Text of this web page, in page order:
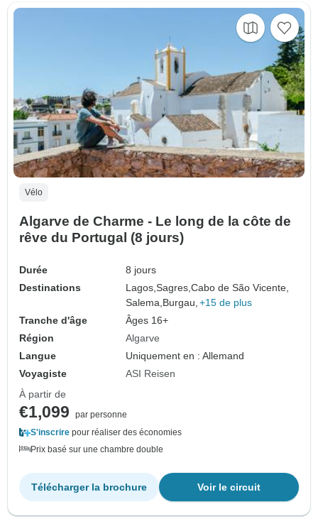
Vélo
Algarve de Charme - Le long de la côte de
rêve du Portugal (8 jours)
Durée
8 jours
Destinations
Lagos,Sagres,Cabo de São Vicente,
Salema, Burgau, +15 de plus
Tranche d'âge
Âges 16+
Région
Algarve
Langue
Uniquement en : Allemand
Voyagiste
ASI Reisen
À partir de
€1,099
par personne
S'inscrire pour réaliser des économies
Prix basé sur une chambre double
Voir le circuit
Télécharger la brochure